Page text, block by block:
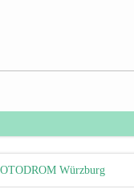
Würzburg